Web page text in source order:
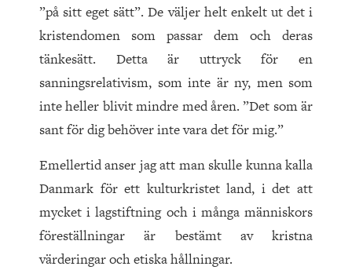
”på sitt eget sätt”. De väljer helt enkelt ut det i
kristendomen som passar dem och deras
tänkesätt. Detta är uttryck för en
sanningsrelativism, som inte är ny, men som
inte heller blivit mindre med åren. ”Det som är
sant för dig behöver inte vara det för mig.”
Emellertid anser jag att man skulle kunna kalla
Danmark för ett kulturkristet land, i det att
mycket i lagstiftning och i många människors
föreställningar är bestämt av kristna
värderingar och etiska hållningar.